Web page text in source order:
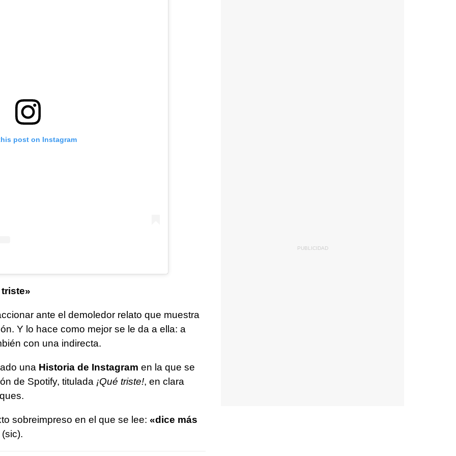
post on Instagram
ante el demoledor relato que muestra
Y lo hace como mejor se le da a ella: a
con una indirecta.
unaHistoria de Instagram en la que se
de Spotify, titulada ¡Qué triste!, en clara
sobreimpreso en el que se lee: «dice más